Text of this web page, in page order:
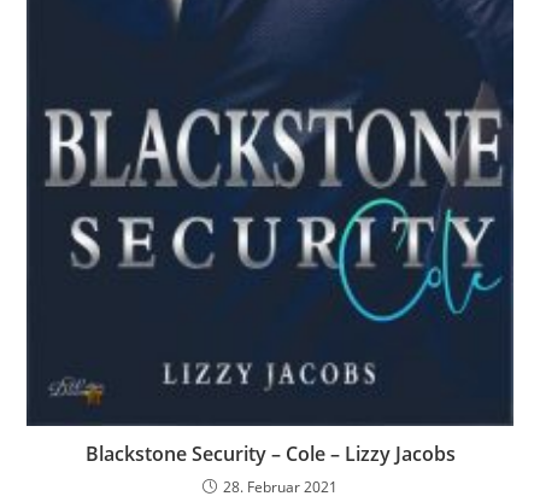
Blackstone Security – Cole – Lizzy Jacobs
28. Februar 2021